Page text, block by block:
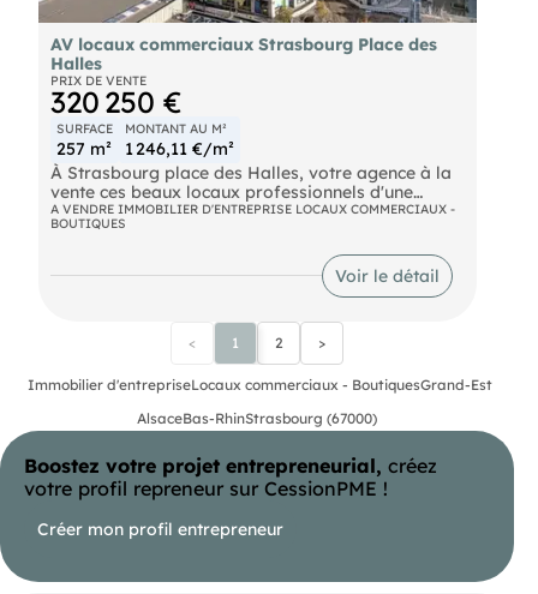
AV locaux commerciaux Strasbourg Place des
Halles
PRIX DE VENTE
320 250 €
SURFACE
257 m²
MONTANT AU M²
1 246,11 €/m²
À Strasbourg place des Halles, votre agence à la
vente ces beaux locaux professionnels d'une
surface de 257 m² au 10ème étage de la tour
Sébastopol. Vue imprenable sur Strasbourg et la
A VENDRE IMMOBILIER D'ENTREPRISE LOCAUX COMMERCIAUX -
BOUTIQUES
Voir le détail
< 1 2 >
Immobilier d'entrepriseLocaux commerciaux - BoutiquesGrand-Est
AlsaceBas-RhinStrasbourg (67000)
Boostez votre projet entrepreneurial, créez
votre profil repreneur sur CessionPME !
Créer mon profil entrepreneur